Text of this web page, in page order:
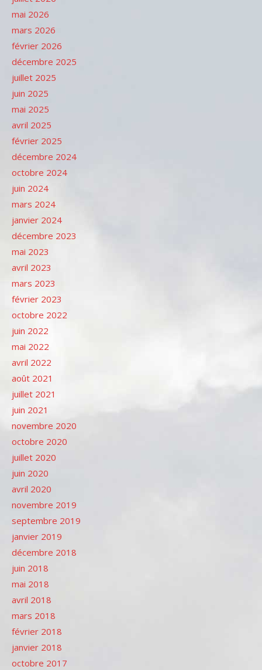
mai 2026
mars 2026
février 2026
décembre 2025
juillet 2025
juin 2025
mai 2025
avril 2025
février 2025
décembre 2024
octobre 2024
juin 2024
mars 2024
janvier 2024
décembre 2023
mai 2023
avril 2023
mars 2023
février 2023
octobre 2022
juin 2022
mai 2022
avril 2022
août 2021
juillet 2021
juin 2021
novembre 2020
octobre 2020
juillet 2020
juin 2020
avril 2020
novembre 2019
septembre 2019
janvier 2019
décembre 2018
juin 2018
mai 2018
avril 2018
mars 2018
février 2018
janvier 2018
octobre 2017